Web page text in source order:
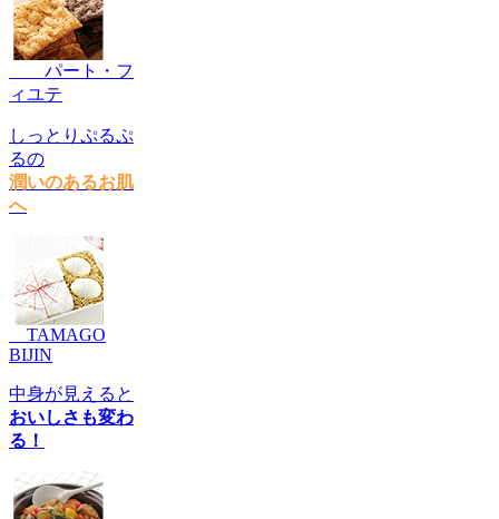
パート・フ
ィユテ
しっとりぷるぷ
るの
潤いのあるお肌
へ
TAMAGO
BIJIN
中身が見えると
おいしさも変わ
る！